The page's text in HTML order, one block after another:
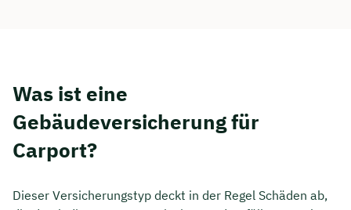
Was ist eine
Gebäudeversicherung für
Carport?
Dieser Versicherungstyp deckt in der Regel Schäden ab,